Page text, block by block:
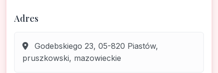
Adres
Godebskiego 23, 05-820 Piastów,
pruszkowski, mazowieckie